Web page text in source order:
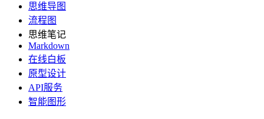
思维导图
流程图
思维笔记
Markdown
在线白板
原型设计
API服务
智能图形